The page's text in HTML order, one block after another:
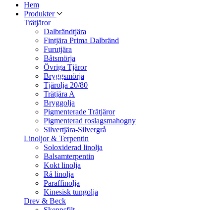
Hem
Produkter
Trätjäror
Dalbrändtjära
Fintjära Prima Dalbränd
Furutjära
Båtsmörja
Övriga Tjäror
Bryggsmörja
Tjärolja 20/80
Trätjära A
Bryggolja
Pigmenterade Trätjäror
Pigmenterad roslagsmahogny
Silvertjära-Silvergrå
Linoljor & Terpentin
Soloxiderad linolja
Balsamterpentin
Kokt linolja
Rå linolja
Paraffinolja
Kinesisk tungolja
Drev & Beck